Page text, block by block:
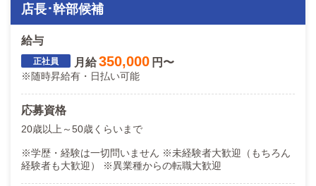
只今設立から6年で13店舗と急成長を続けております！
このようなご時世ですが、増益にて安定した企業になります。
堅実にスタッフみんなが働いているので、現在も本部は新店舗の
開拓中です！
大手では上層部が詰まっていて昇進のチャンスがない。
個人店では上が決まっていて空き待ち状態。
スタッフの入れ替わりが激しく労働負担が大きい。
そんなお悩みを抱えていましたら一度当店に面接に来てくださ
い！
店長･幹部候補
給与
月給350,000 円〜
※随時昇給有・日払い可能
応募資格
20歳以上～50歳くらいまで
※学歴・経験は一切問いません ※未経験者大歓迎（もちろん
経験者も大歓迎） ※異業種からの転職大歓迎